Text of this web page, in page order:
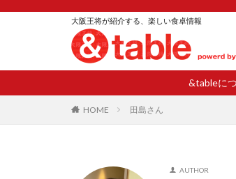
大阪王将が紹介する、楽しい食卓情報
&tableに
HOME 田島さん
AUTHOR